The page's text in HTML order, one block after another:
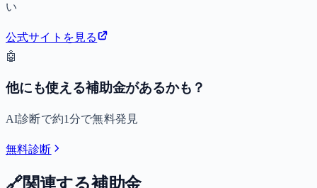
い
公式サイトを見る
🤖
他にも使える補助金があるかも？
AI診断で約1分で無料発見
無料診断
🔗関連する補助金